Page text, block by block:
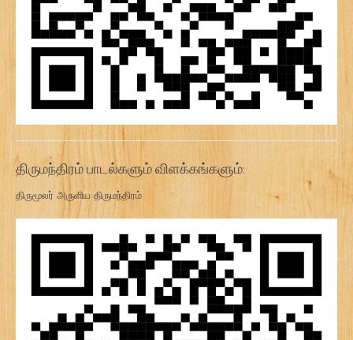
திருமந்திரம் பாடல்களும் விளக்கங்களும்:
திருமூலர் அருளிய திருமந்திரம்